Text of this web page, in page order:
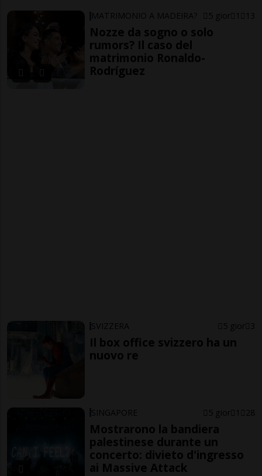
MATRIMONIO A MADEIRA? 5 gior 1 13
Nozze da sogno o solo
rumors? Il caso del
matrimonio Ronaldo-
Rodríguez
SVIZZERA 5 gior 3
Il box office svizzero ha un
nuovo re
SINGAPORE 5 gior 1 28
Mostrarono la bandiera
palestinese durante un
concerto: divieto d'ingresso
ai Massive Attack